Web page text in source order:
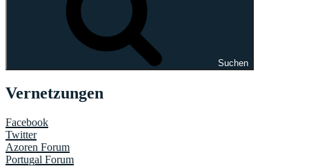
Suchen
Vernetzungen
Facebook
Twitter
Azoren Forum
Portugal Forum